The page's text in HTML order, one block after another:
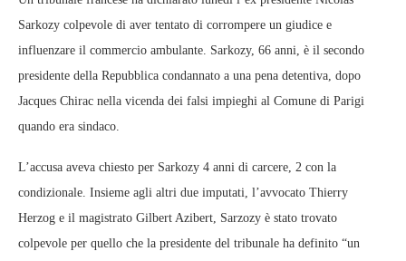
Sarkozy colpevole di aver tentato di corrompere un giudice e
influenzare il commercio ambulante. Sarkozy, 66 anni, è il secondo
presidente della Repubblica condannato a una pena detentiva, dopo
Jacques Chirac nella vicenda dei falsi impieghi al Comune di Parigi
quando era sindaco.
L’accusa aveva chiesto per Sarkozy 4 anni di carcere, 2 con la
condizionale. Insieme agli altri due imputati, l’avvocato Thierry
Herzog e il magistrato Gilbert Azibert, Sarzozy è stato trovato
colpevole per quello che la presidente del tribunale ha definito “un